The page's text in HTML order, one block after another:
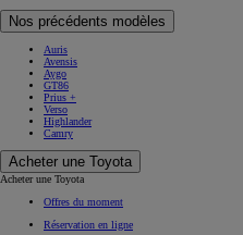
Nos précédents modèles
Auris
Avensis
Aygo
GT86
Prius +
Verso
Highlander
Camry
Acheter une Toyota
Acheter une Toyota
Offres du moment
Réservation en ligne